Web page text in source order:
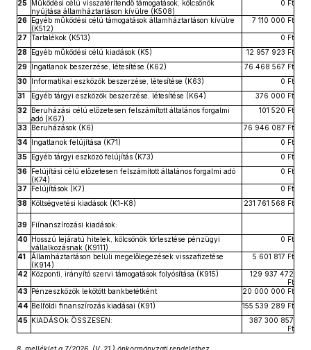
25 Működési célú visszatérítendő támogatások, kölcsönök
nyújtása államháztartáson kívülre (K508)
0 Ft
26 Egyéb működési célú támogatások államháztartáson kívülre
(K512)
7 110 000 Ft
27 Tartalékok (K513)
0 Ft
28 Egyéb működési célú kiadások (K5)
12 957 923 Ft
29 Ingatlanok beszerzése, létesítése (K62)
76 468 567 Ft
30
Informatikai eszközök beszerzése, létesítése (K63)
0 Ft
31
Egyéb tárgyi eszközök beszerzése, létesítése (K64)
376 000 Ft
32 Beruházási célú előzetesen felszámított általános forgalmi
adó (K67)
101 520 Ft
33 Beruházások (K6)
76 946 087 Ft
34 Ingatlanok felújítása (K71)
0 Ft
35 Egyéb tárgyi eszközö felújítás (K73)
0 Ft
36 Felújítási célú előzetesen felszámított általános forgalmi adó
(K74)
0 Ft
37 Felújítások (K7)
0 Ft
38 Költségvetési kiadások (K1-K8) 231 761 568 Ft
39 Fiínanszírozási kiadások:
40 Hosszú lejáratú hitelek, kölcsönök törlesztése pénzügyi
vállalkozásnak (K9111)
0 Ft
41
Államháztartáson belüli megelőlegezések visszafizetése
(K914)
5 601 817 Ft
42 Központi, irányító szervi támogatások folyósítása (K915)
129 937 472
Ft
43 Pénzeszközök lekötött bankbetétként
20 000 000 Ft
44 Belföldi finanszírozás kiadásai (K91)
155 539 289 Ft
45 KIADÁSOk ÖSSZESEN:
387 300 857
Ft